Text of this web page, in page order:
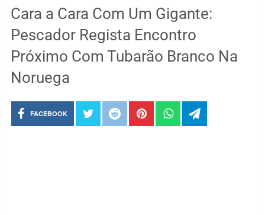
Cara a Cara Com Um Gigante:
Pescador Regista Encontro
Próximo Com Tubarão Branco Na
Noruega
FACEBOOK